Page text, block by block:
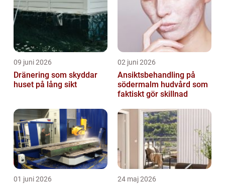
09 juni 2026
Dränering som skyddar
huset på lång sikt
02 juni 2026
Ansiktsbehandling på
södermalm hudvård som
faktiskt gör skillnad
01 juni 2026 24 maj 2026